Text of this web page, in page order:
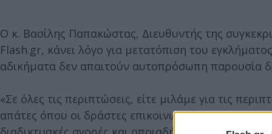
Ο κ. Βασίλης Παπακώστας, Διευθυντής της
Flash.gr, κάνει λόγο για μετατόπιση του
αδικήματα δεν απαιτούν αυτοπρόσωπη παρουσία
«Σε όλες τις περιπτώσεις, είτε μιλάμε για τις
απάτες όπου οι δράστες επικοινωνούν με τους